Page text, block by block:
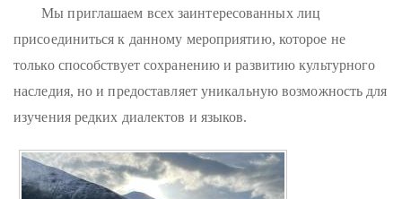
Мы приглашаем всех заинтересованных лиц
присоединиться к данному мероприятию, которое не
только способствует сохранению и развитию культурного
наследия, но и предоставляет уникальную возможность для
изучения редких диалектов и языков.